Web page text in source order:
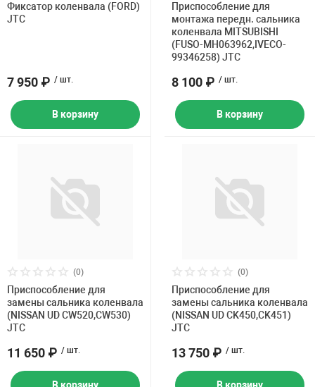
Фиксатор коленвала (FORD)
JTC
7 950 ₽ / шт.
В корзину
Приспособление для
монтажа передн. сальника
коленвала MITSUBISHI
(FUSO-MH063962,IVECO-
99346258) JTC
8 100 ₽ / шт.
В корзину
(0)
Приспособление для
замены сальника коленвала
(NISSAN UD CW520,CW530)
JTC
11 650 ₽ / шт.
(0)
Приспособление для
замены сальника коленвала
(NISSAN UD CK450,CK451)
JTC
13 750 ₽ / шт.